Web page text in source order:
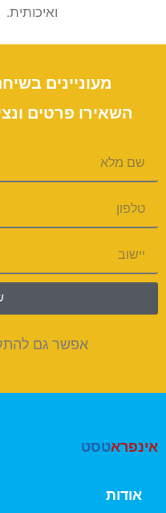
ואיכותית.
מעוניינים
השאירו פרטים
אפשר גם
אינפראטסט
אודות